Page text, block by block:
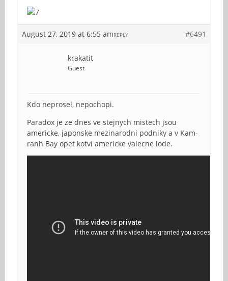
August 27, 2019 at 6:55 am #6491
REPLY
krakatit
Guest
Kdo neprosel, nepochopi.
Paradox je ze dnes ve stejnych mistech jsou
americke, japonske mezinarodni podniky a v Kam-
ranh Bay opet kotvi americke valecne lode.